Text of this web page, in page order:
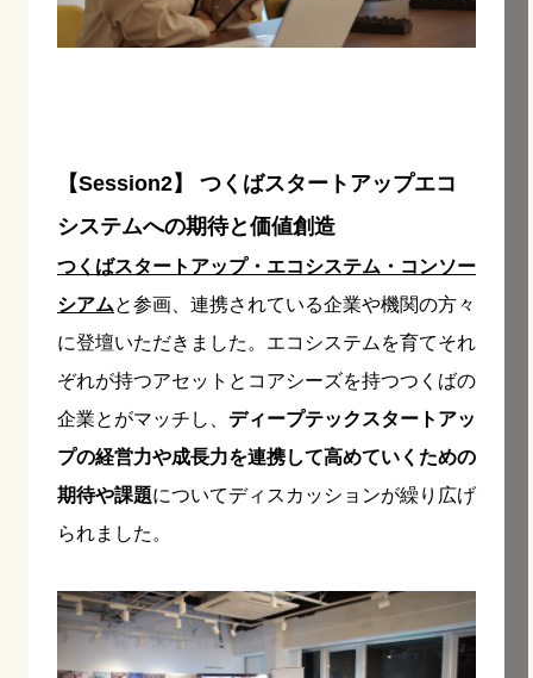
【Session2】 つくばスタートアップエコ
システムへの期待と価値創造
つくばスタートアップ・エコシステム・コンソー
シアムと参画、連携されている企業や機関の方々
に登壇いただきました。エコシステムを育てそれ
ぞれが持つアセットとコアシーズを持つつくばの
企業とがマッチし、 ディープテックスタートアッ
プの経営力や成長力を連携して高めていくための
期待や課題についてディスカッションが繰り広げ
られました。